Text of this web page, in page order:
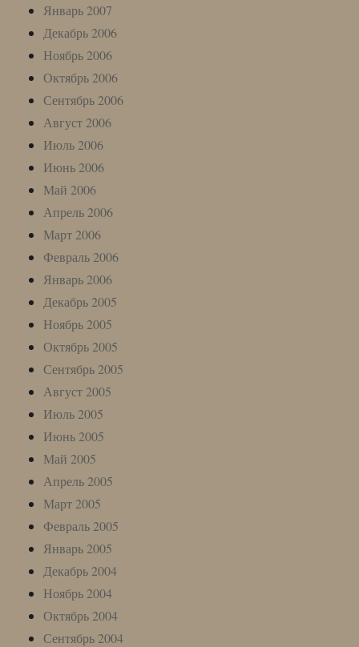
Январь 2007
Декабрь 2006
Ноябрь 2006
Октябрь 2006
Сентябрь 2006
Август 2006
Июль 2006
Июнь 2006
Май 2006
Апрель 2006
Март 2006
Февраль 2006
Январь 2006
Декабрь 2005
Ноябрь 2005
Октябрь 2005
Сентябрь 2005
Август 2005
Июль 2005
Июнь 2005
Май 2005
Апрель 2005
Март 2005
Февраль 2005
Январь 2005
Декабрь 2004
Ноябрь 2004
Октябрь 2004
Сентябрь 2004